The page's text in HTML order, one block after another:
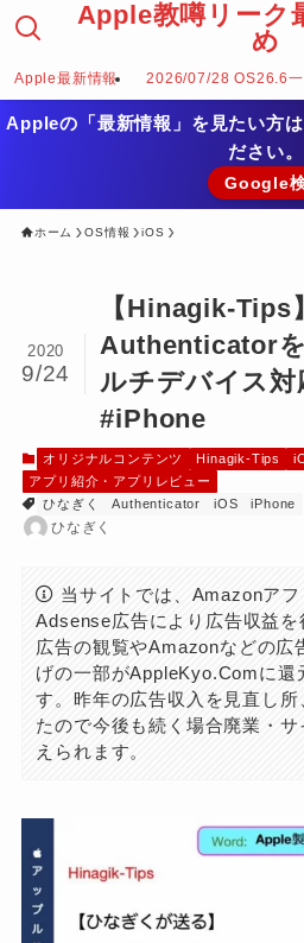
Apple教噂リーク
め
Apple最新情報 2026/07/28 OS26.6
Appleの「最新情報」を見たい方
ださい。
Google
ホーム OS情報 iOS
【Hinagik-
Authenticator
ルチデバイス対
#iPhone
2020
9/24
オリジナルコンテンツ Hinagik-Tips
アプリ紹介・アプリレビュー
ひなぎく
Authenticator iOS iPhone
ひなぎく
当サイトでは、Amazonア
Adsense広告により広告収益を
広告の観覧やAmazonなどの広
げの一部がAppleKyo.Comに還
す。昨年の広告収入を見直し
たので今後も続く場合廃業・
えられます。